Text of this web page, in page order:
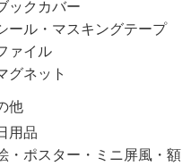
ックカバー
ール・マスキングテープ
ァイル
グネット
他
用品
・ポスター・ミニ屏風・額